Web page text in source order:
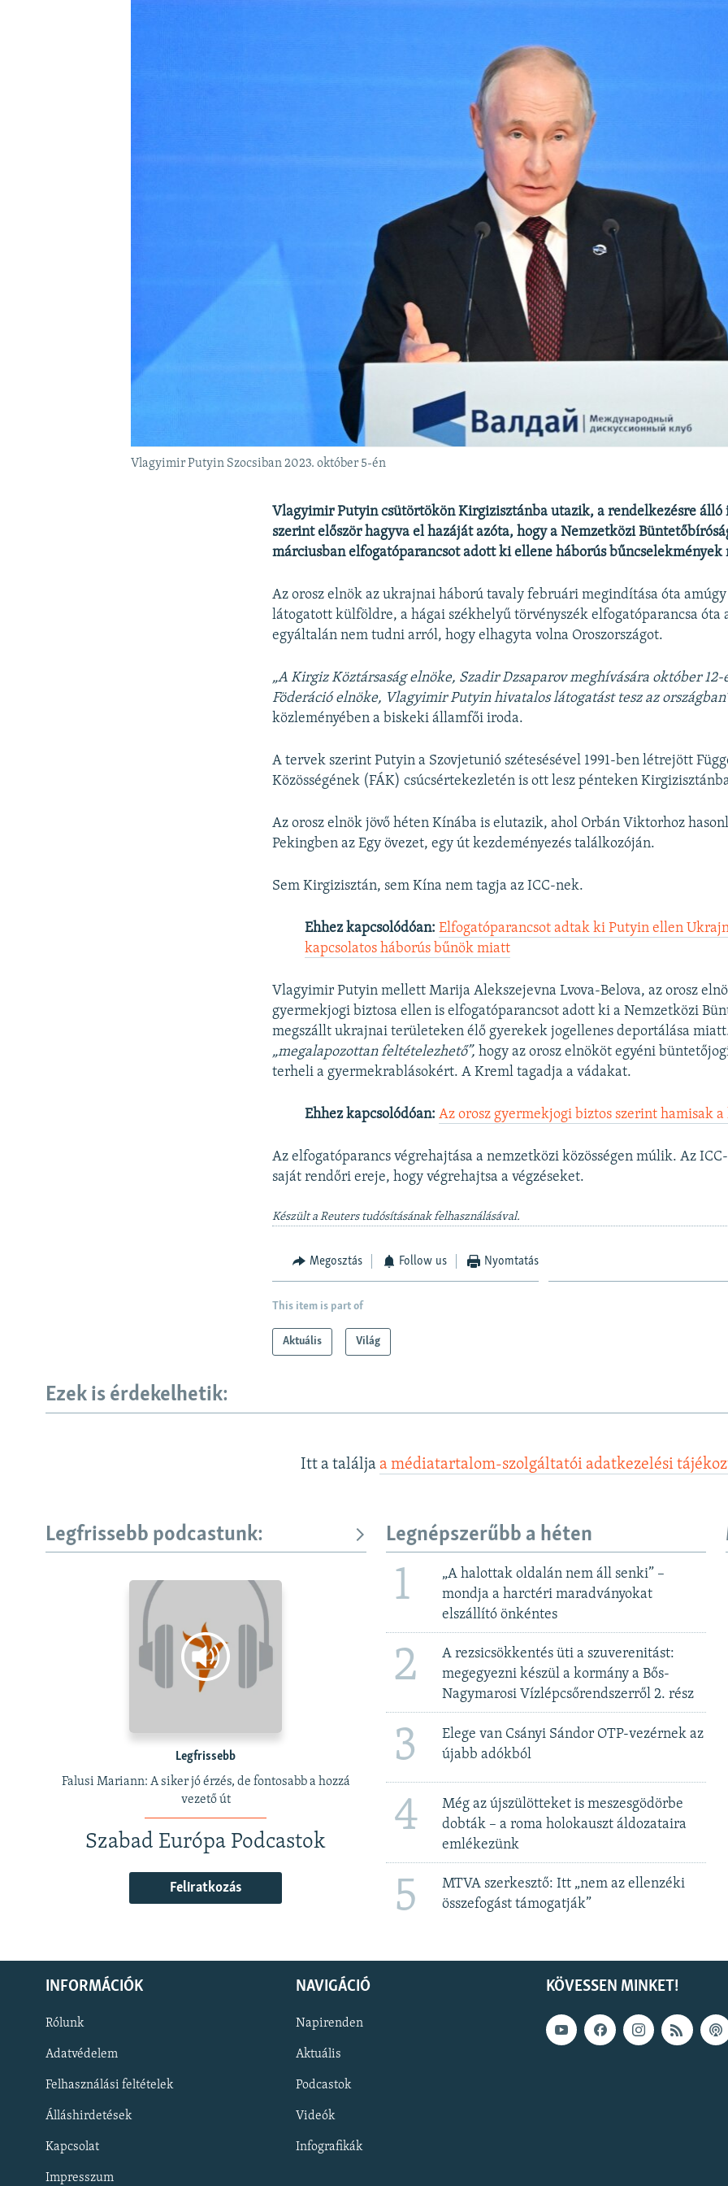
Vlagyimir Putyin Szocsiban 2023. október 5-én
Vlagyimir Putyin csütörtökön Kirgizisztánba utazik, a rendelkezésre
szerint először hagyva el hazáját azóta, hogy a Nemzetközi
márciusban elfogatóparancsot adott ki ellene háborús bűncselekmények
Az orosz elnök az ukrajnai háború tavaly februári megindítása óta
látogatott külföldre, a hágai székhelyű törvényszék elfogatóparancsa óta
egyáltalán nem tudni arról, hogy elhagyta volna Oroszországot.
„A Kirgiz Köztársaság elnöke, Szadir Dzsaparov meghívására október 12-
Föderáció elnöke, Vlagyimir Putyin hivatalos látogatást tesz az
közleményében a biskeki államfői iroda.
A tervek szerint Putyin a Szovjetunió szétesésével 1991-ben létrejött
Közösségének (FÁK) csúcsértekezletén is ott lesz pénteken
Az orosz elnök jövő héten Kínába is elutazik, ahol Orbán Viktorhoz
Pekingben az Egy övezet, egy út kezdeményezés találkozóján.
Sem Kirgizisztán, sem Kína nem tagja az ICC-nek.
Ehhez kapcsolódóan:Elfogatóparancsot adtak ki Putyin ellen
kapcsolatos háborús bűnök miatt
Vlagyimir Putyin mellett Marija Alekszejevna Lvova-Belova, az orosz
gyermekjogi biztosa ellen is elfogatóparancsot adott ki a Nemzetközi
megszállt ukrajnai területeken élő gyerekek jogellenes deportálása
„megalapozottan feltételezhető”, hogy az orosz elnököt egyéni
terheli a gyermekrablásokért. A Kreml tagadja a vádakat.
Ehhez kapcsolódóan: Az orosz gyermekjogi biztos szerint hamisak
Az elfogatóparancs végrehajtása a nemzetközi közösségen múlik. Az
saját rendőri ereje, hogy végrehajtsa a végzéseket.
Készült a Reuters tudósításának felhasználásával.
Megosztás Follow us Nyomtatás
This item is part of
Aktuális Világ
Ezek is érdekelhetik:
Itt a találja a médiatartalom-szolgáltatói adatkezelési
Legfrissebb podcastunk:
Legfrissebb
Falusi Mariann: A siker jó érzés, de fontosabb a hozzá
vezető út
Szabad Európa Podcastok
Feliratkozás
Legnépszerűbb a héten
1
„A halottak oldalán nem áll senki” –
mondja a harctéri maradványokat
elszállító önkéntes
2
A rezsicsökkentés üti a szuverenitást:
megegyezni készül a kormány a Bős-
Nagymarosi Vízlépcsőrendszerről 2. rész
3
Elege van Csányi Sándor OTP-vezérnek az
újabb adókból
4
Még az újszülötteket is meszesgödörbe
dobták – a roma holokauszt áldozataira
emlékezünk
5
MTVA szerkesztő: Itt „nem az ellenzéki
összefogást támogatják”
KÖVESSEN MINKET!
INFORMÁCIÓK
Rólunk
Adatvédelem
Felhasználási feltételek
Álláshirdetések
Kapcsolat
Impresszum
NAVIGÁCIÓ
Napirenden
Aktuális
Podcastok
Videók
Infografikák